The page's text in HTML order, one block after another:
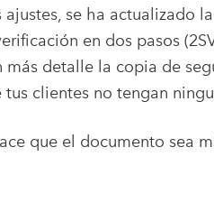
se ha actualizado
en dos pasos
más detalle la copia de
clientes no tengan
que el documento sea